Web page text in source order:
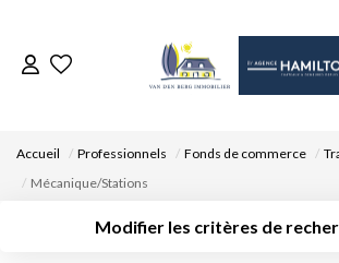
VENDRE UN BIEN
Accueil Professionnels Fonds de commerce
Mécanique/Stations
Modifier les critères de